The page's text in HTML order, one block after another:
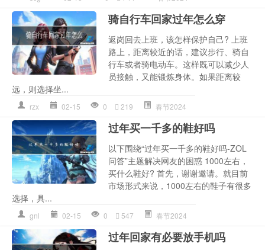
骑自行车回家过年怎么穿
返岗回去上班，该怎样保护自己? 上班
路上，距离较近的话，建议步行、骑自
行车或者骑电动车。这样既可以减少人
员接触，又能锻炼身体。如果距离较
远，则选择坐...
rzx 02-15 0 219 春节2024
过年买一千多的鞋好吗
以下围绕“过年买一千多的鞋好吗-ZOL
问答”主题解决网友的困惑 1000左右，
买什么鞋好? 首先，谢谢邀请。就目前
市场形式来说，1000左右的鞋子有很多
选择，具...
gnl 02-15 0 547 春节2024
过年回家有必要放手机吗